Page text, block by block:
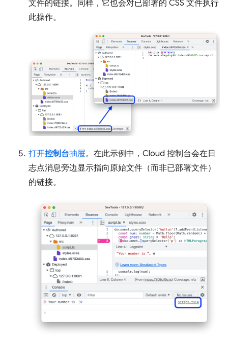
文件的链接。同样，它也会对已部署的 CSS 文件执行
此操作。
打开控制台抽屉。在此示例中，Cloud 控制台会在日
志点消息旁边显示指向原始文件（而非已部署文件）
的链接。